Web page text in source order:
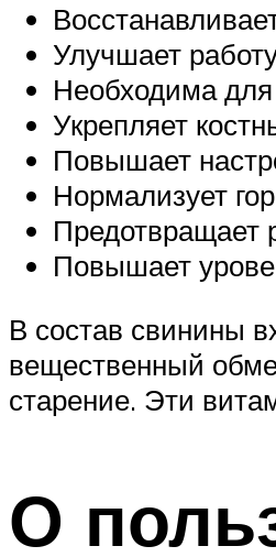
Улучшает
Необходима
Укрепляет
Повышает
Нормализует
Предотвращает
Повышает
В состав свинины
вещественный
старение. Эти
О